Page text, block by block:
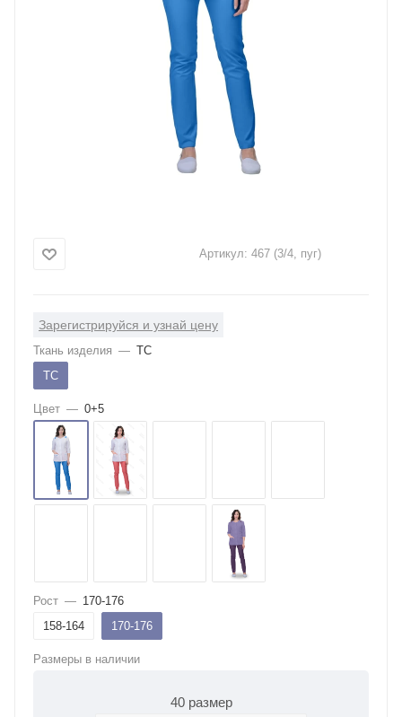
Артикул: 467 (3/4, пуг)
Зарегистрируйся и узнай цену
Ткань изделия — ТС
ТС
Цвет — 0+5
Рост — 170-176
158-164
170-176
Размеры в наличии
40 размер